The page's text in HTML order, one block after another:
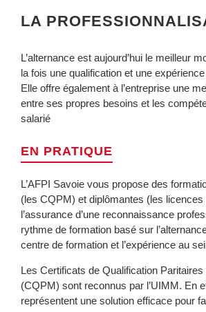
LA
L’alternance est aujourd’hui le meilleur
la fois une qualification et une
Elle offre également à l’entreprise une
entre ses propres besoins et les
salarié
EN PRATIQUE
L’AFPI Savoie vous propose des
(les CQPM) et diplômantes (les
l’assurance d’une reconnaissance
rythme de formation basé sur
centre de formation et l’expérience au
Les Certificats de Qualification
(CQPM) sont reconnus par l’UIMM. En
représentent une solution efficace pour